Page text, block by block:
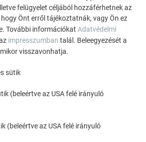
REFERENCIÁINKAT
felügyelet céljából hozzáférhetnek az
Önt erről tájékoztatnák, vagy Ön ez
További információkat Adatvédelmi
impresszumban talál. Beleegyezését a
visszavonhatja.
sütik
(beleértve az USA felé irányuló
(beleértve az USA felé irányuló